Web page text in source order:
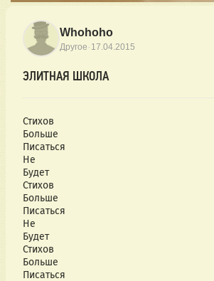
Whohoho
Другое · 17.04.2015
ЭЛИТНАЯ ШКОЛА
Стихов
Больше
Писаться
Не
Будет
Стихов
Больше
Писаться
Не
Будет
Стихов
Больше
Писаться